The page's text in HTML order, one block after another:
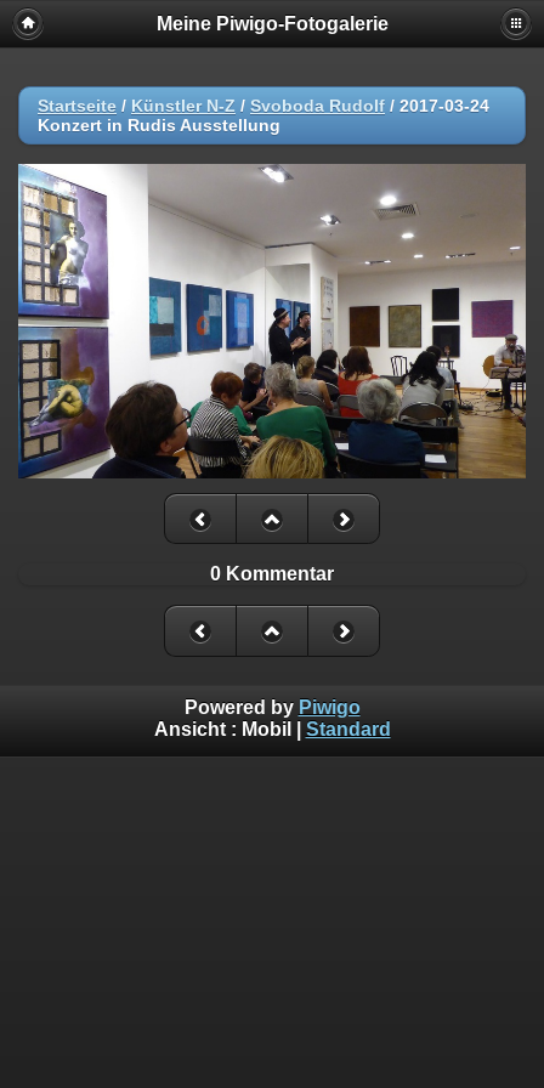
Meine Piwigo-Fotogalerie
Startseite / Künstler N-Z / Svoboda Rudolf / 2017-03-24
Konzert in Rudis Ausstellung
0 Kommentar
Powered by Piwigo
Ansicht : Mobil Standard